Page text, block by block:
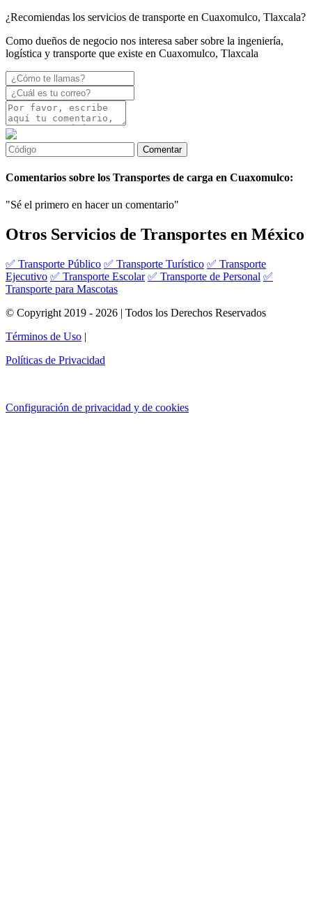
¿Recomiendas los servicios de transporte en Cuaxomulco, Tlaxcala?
Como dueños de negocio nos interesa saber sobre la ingeniería,
logística y transporte que existe en Cuaxomulco, Tlaxcala
Comentarios sobre los Transportes de carga en Cuaxomulco:
"Sé el primero en hacer un comentario"
Otros Servicios de Transportes en México
✅ Transporte Público ✅ Transporte Turístico ✅ Transporte
Ejecutivo ✅ Transporte Escolar ✅ Transporte de Personal ✅
Transporte para Mascotas
© Copyright 2019 - 2026 | Todos los Derechos Reservados
Términos de Uso |
Políticas de Privacidad
Configuración de privacidad y de cookies